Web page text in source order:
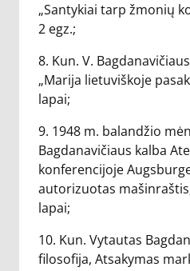
„Santykiai tarp žmonių
2 egz.;
8. Kun. V.
„Marija lietuviškoje
lapai;
9. 1948 m. balandžio
Bagdanavičiaus kalba
konferencijoje
autorizuotas
lapai;
10. Kun. Vytautas
filosofija, Atsakymas